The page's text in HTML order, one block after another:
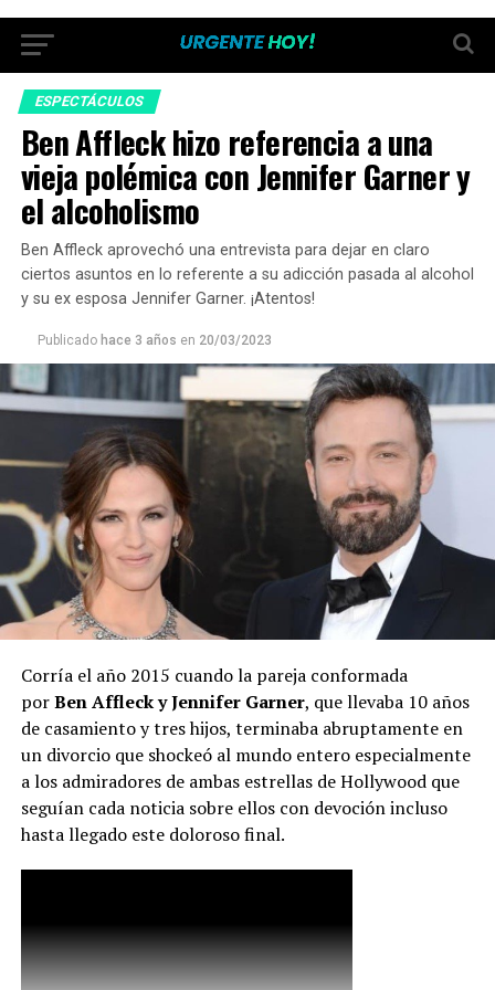
ESPECTÁCULOS
Ben Affleck hizo referencia a una
vieja polémica con Jennifer Garner y
el alcoholismo
Ben Affleck aprovechó una entrevista para dejar en claro
ciertos asuntos en lo referente a su adicción pasada al alcohol
y su ex esposa Jennifer Garner. ¡Atentos!
Publicado hace 3 años en 20/03/2023
Corría el año 2015 cuando la pareja conformada
porBen Affleck y Jennifer Garner, que llevaba 10 años
de casamiento y tres hijos, terminaba abruptamente en
un divorcio que shockeó al mundo entero especialmente
a los admiradores de ambas estrellas de Hollywood que
seguían cada noticia sobre ellos con devoción incluso
hasta llegado este doloroso final.